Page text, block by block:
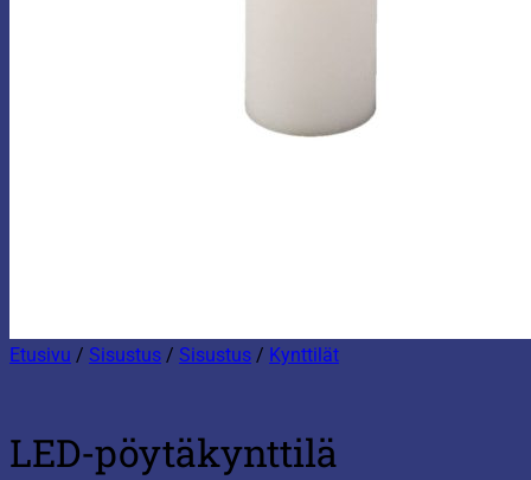
Etusivu / Sisustus / Sisustus / Kynttilät
LED-pöytäkynttilä